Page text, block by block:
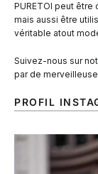
PURETOI peut
mais aussi être
véritable atout
Suivez-nous sur
par de
PROFIL